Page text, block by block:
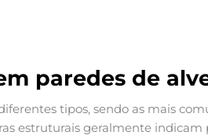
paredes de
tipos, sendo as mais
estruturais geralmente